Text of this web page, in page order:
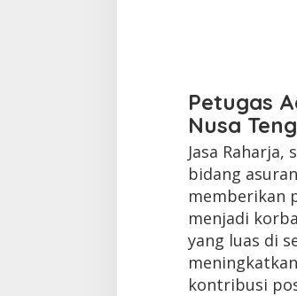
Petugas
Nusa
Jasa
bidang
memberikan
menjadi
yang luas di
kontribusi